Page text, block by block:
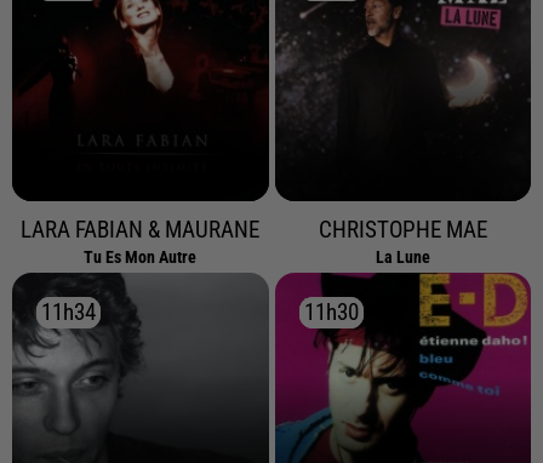
LARA FABIAN & MAURANE
Tu Es Mon Autre
CHRISTOPHE MAE
La Lune
11h34
11h34 11h30
11h30